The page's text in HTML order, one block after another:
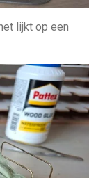
lijkt op een